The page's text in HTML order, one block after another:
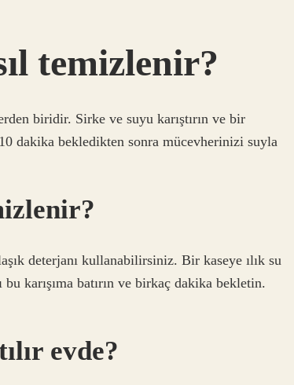
temizlenir?
biridir. Sirke ve suyu karıştırın ve bir
dakika bekledikten sonra mücevherinizi suyla
deterjanı kullanabilirsiniz. Bir kaseye ılık su
karışıma batırın ve birkaç dakika bekletin.
evde?